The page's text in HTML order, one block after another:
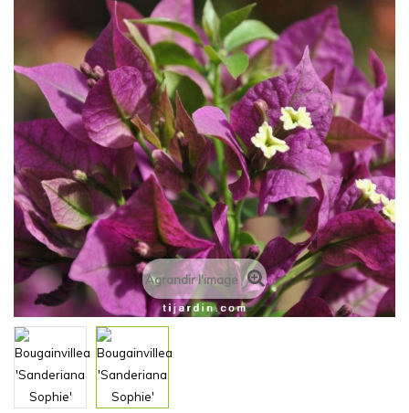
Agrandir l'image